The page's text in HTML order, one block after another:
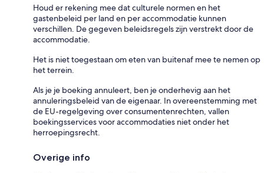
Houd er rekening mee dat culturele normen en het
gastenbeleid per land en per accommodatie kunnen
verschillen. De gegeven beleidsregels zijn verstrekt door de
accommodatie.
Het is niet toegestaan om eten van buitenaf mee te nemen op
het terrein.
Als je je boeking annuleert, ben je onderhevig aan het
annuleringsbeleid van de eigenaar. In overeenstemming met
de EU-regelgeving over consumentenrechten, vallen
boekingsservices voor accommodaties niet onder het
herroepingsrecht.
Overige info